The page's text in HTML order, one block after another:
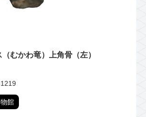
むかわ竜）上角骨（左）
館